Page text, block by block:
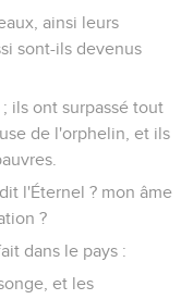
ainsi leurs
sont-ils devenus
ils ont surpassé tout
de l'orphelin, et ils
l'Éternel ? mon âme
?
dans le pays :
et les